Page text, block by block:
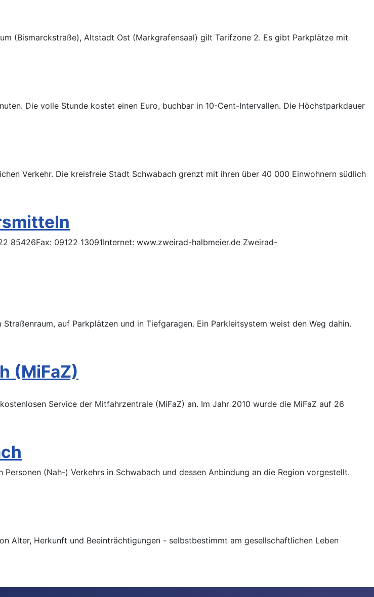
(Bismarckstraße), Altstadt Ost (Markgrafensaal) gilt Tarifzone 2. Es gibt Parkplätze mit
Die volle Stunde kostet einen Euro, buchbar in 10-Cent-Intervallen. Die Höchstparkdauer
Verkehr. Die kreisfreie Stadt Schwabach grenzt mit ihren über 40 000 Einwohnern südlich
85426Fax: 09122 13091Internet: www.zweirad-halbmeier.de Zweirad-
auf Parkplätzen und in Tiefgaragen. Ein Parkleitsystem weist den Weg dahin.
(MiFaZ)
Service der Mitfahrzentrale (MiFaZ) an. Im Jahr 2010 wurde die MiFaZ auf 26
(Nah-) Verkehrs in Schwabach und dessen Anbindung an die Region vorgestellt.
Alter, Herkunft und Beeinträchtigungen - selbstbestimmt am gesellschaftlichen Leben